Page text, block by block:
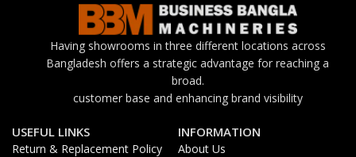
Having showrooms in three different locations across
Bangladesh offers a strategic advantage for reaching a
broad.
customer base and enhancing brand visibility
USEFUL LINKS
Return & Replacement Policy
INFORMATION
About Us